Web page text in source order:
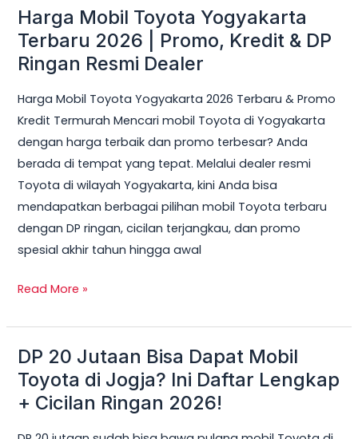
Harga Mobil Toyota Yogyakarta
Terbaru 2026 | Promo, Kredit & DP
Ringan Resmi Dealer
Harga Mobil Toyota Yogyakarta 2026 Terbaru & Promo
Kredit Termurah Mencari mobil Toyota di Yogyakarta
dengan harga terbaik dan promo terbesar? Anda
berada di tempat yang tepat. Melalui dealer resmi
Toyota di wilayah Yogyakarta, kini Anda bisa
mendapatkan berbagai pilihan mobil Toyota terbaru
dengan DP ringan, cicilan terjangkau, dan promo
spesial akhir tahun hingga awal
Harga
Mobil
Toyota
Terbaru
2026
|
Promo,
Kredit
&
DP
Ringan
Dealer
Read More »
DP 20 Jutaan Bisa Dapat Mobil
Toyota di Jogja? Ini Daftar Lengkap
+ Cicilan Ringan 2026!
DP
20
Jutaan